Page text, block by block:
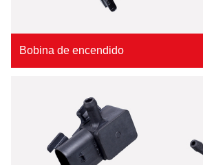
Bobina de encendido